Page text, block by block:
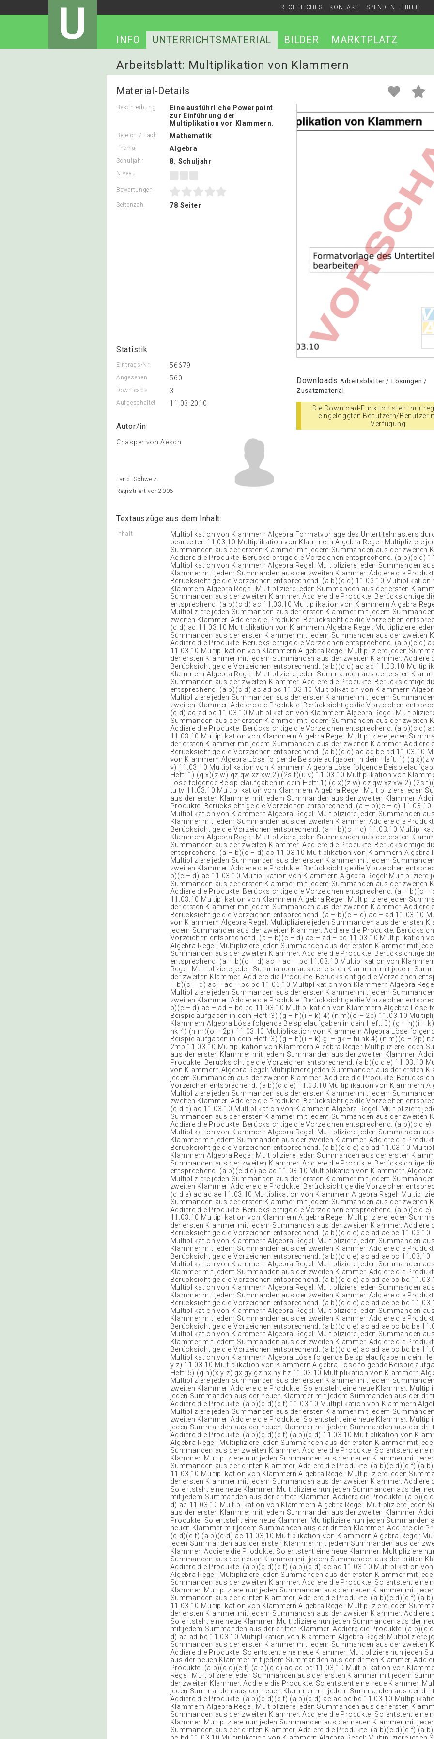
RECHTLICHES KONTAKT SPENDEN HILFE
U INFO UNTERRICHTSMATERIAL BILDER MARKTPLATZ
Arbeitsblatt: Multiplikation von Klammern
Material-Details
Beschreibung
Eine ausführliche Powerpoint
zur Einführung der
Multiplikation von Klammern.
Bereich / Fach Mathematik
Thema Algebra
Schuljahr 8. Schuljahr
Niveau
Bewertungen
Seitenzahl 78 Seiten
Statistik
Eintrags-Nr. 56679
Angesehen 560
Downloads 3
Aufgeschaltet 11.03.2010
Autor/in
Chasper von Aesch
Land: Schweiz
Registriert vor 2006
Downloads Arbeitsblätter / Lösungen /
Zusatzmaterial
Die Download-Funktion steht nur
eingeloggten Benutzern/
Verfügung.
Textauszüge aus dem Inhalt:
Inhalt Multiplikation von Klammern Algebra Formatvorlage des Untertitelmasters durch Klicken bearbeiten 11.03.10 Multiplikation von Klammern Algebra Regel: Multipliziere jeden Summanden aus der ersten Klammer mit jedem Summanden aus der zweiten Klammer. Addiere die Produkte. Berücksichtige die Vorzeichen entsprechend. (a b)(c d) 11.03.10 Multiplikation von Klammern Algebra Regel: Multipliziere jeden Summanden aus der ersten Klammer mit jedem Summanden aus der zweiten Klammer. Addiere die Produkte. Berücksichtige die Vorzeichen entsprechend. (a b)(c d) 11.03.10 Multiplikation von Klammern Algebra Regel: Multipliziere jeden Summanden aus der ersten Klammer mit jedem Summanden aus der zweiten Klammer. Addiere die Produkte. Berücksichtige die Vorzeichen entsprechend. (a b)(c d) ac 11.03.10 Multiplikation von Klammern Algebra Regel: Multipliziere jeden Summanden aus der ersten Klammer mit jedem Summanden aus der zweiten Klammer. Addiere die Produkte. Berücksichtige die Vorzeichen entsprechend. (a b)(c d) ac 11.03.10 Multiplikation von Klammern Algebra Regel: Multipliziere jeden Summanden aus der ersten Klammer mit jedem Summanden aus der zweiten Klammer. Addiere die Produkte. Berücksichtige die Vorzeichen entsprechend. (a b)(c d) ac ad 11.03.10 Multiplikation von Klammern Algebra Regel: Multipliziere jeden Summanden aus der ersten Klammer mit jedem Summanden aus der zweiten Klammer. Addiere die Produkte. Berücksichtige die Vorzeichen entsprechend. (a b)(c d) ac ad 11.03.10 Multiplikation von Klammern Algebra Regel: Multipliziere jeden Summanden aus der ersten Klammer mit jedem Summanden aus der zweiten Klammer. Addiere die Produkte. Berücksichtige die Vorzeichen entsprechend. (a b)(c d) ac ad bc 11.03.10 Multiplikation von Klammern Algebra Regel: Multipliziere jeden Summanden aus der ersten Klammer mit jedem Summanden aus der zweiten Klammer. Addiere die Produkte. Berücksichtige die Vorzeichen entsprechend. (a b)(c d) ac ad bc 11.03.10 Multiplikation von Klammern Algebra Regel: Multipliziere jeden Summanden aus der ersten Klammer mit jedem Summanden aus der zweiten Klammer. Addiere die Produkte. Berücksichtige die Vorzeichen entsprechend. (a b)(c d) ac ad bc bd 11.03.10 Multiplikation von Klammern Algebra Regel: Multipliziere jeden Summanden aus der ersten Klammer mit jedem Summanden aus der zweiten Klammer. Addiere die Produkte. Berücksichtige die Vorzeichen entsprechend. (a b)(c d) ac ad bc bd 11.03.10 Multiplikation von Klammern Algebra Löse folgende Beispielaufgaben in dein Heft: 1) (q x)(z w) 2) (2s t)(u v) 11.03.10 Multiplikation von Klammern Algebra Löse folgende Beispielaufgaben in dein Heft: 1) (q x)(z w) qz qw xz xw 2) (2s t)(u v) 11.03.10 Multiplikation von Klammern Algebra Löse folgende Beispielaufgaben in dein Heft: 1) (q x)(z w) qz qw xz xw 2) (2s t)(u v) 2su 2sv tu tv 11.03.10 Multiplikation von Klammern Algebra Regel: Multipliziere jeden Summanden aus der ersten Klammer mit jedem Summanden aus der zweiten Klammer. Addiere die Produkte. Berücksichtige die Vorzeichen entsprechend. (a – b)(c – d) 11.03.10 Multiplikation von Klammern Algebra Regel: Multipliziere jeden Summanden aus der ersten Klammer mit jedem Summanden aus der zweiten Klammer. Addiere die Produkte. Berücksichtige die Vorzeichen entsprechend. (a – b)(c – d) 11.03.10 Multiplikation von Klammern Algebra Regel: Multipliziere jeden Summanden aus der ersten Klammer mit jedem Summanden aus der zweiten Klammer. Addiere die Produkte. Berücksichtige die Vorzeichen entsprechend. (a – b)(c – d) ac 11.03.10 Multiplikation von Klammern Algebra Regel: Multipliziere jeden Summanden aus der ersten Klammer mit jedem Summanden aus der zweiten Klammer. Addiere die Produkte. Berücksichtige die Vorzeichen entsprechend. (a – b)(c – d) ac 11.03.10 Multiplikation von Klammern Algebra Regel: Multipliziere jeden Summanden aus der ersten Klammer mit jedem Summanden aus der zweiten Klammer. Addiere die Produkte. Berücksichtige die Vorzeichen entsprechend. (a – b)(c – d) ac – ad 11.03.10 Multiplikation von Klammern Algebra Regel: Multipliziere jeden Summanden aus der ersten Klammer mit jedem Summanden aus der zweiten Klammer. Addiere die Produkte. Berücksichtige die Vorzeichen entsprechend. (a – b)(c – d) ac – ad 11.03.10 Multiplikation von Klammern Algebra Regel: Multipliziere jeden Summanden aus der ersten Klammer mit jedem Summanden aus der zweiten Klammer. Addiere die Produkte. Berücksichtige die Vorzeichen entsprechend. (a – b)(c – d) ac – ad – bc 11.03.10 Multiplikation von Klammern Algebra Regel: Multipliziere jeden Summanden aus der ersten Klammer mit jedem Summanden aus der zweiten Klammer. Addiere die Produkte. Berücksichtige die Vorzeichen entsprechend. (a – b)(c – d) ac – ad – bc 11.03.10 Multiplikation von Klammern Algebra Regel: Multipliziere jeden Summanden aus der ersten Klammer mit jedem Summanden aus der zweiten Klammer. Addiere die Produkte. Berücksichtige die Vorzeichen entsprechend. (a – b)(c – d) ac – ad – bc bd 11.03.10 Multiplikation von Klammern Algebra Regel: Multipliziere jeden Summanden aus der ersten Klammer mit jedem Summanden aus der zweiten Klammer. Addiere die Produkte. Berücksichtige die Vorzeichen entsprechend. (a – b)(c – d) ac – ad – bc bd 11.03.10 Multiplikation von Klammern Algebra Löse folgende Beispielaufgaben in dein Heft: 3) (g – h)(i – k) 4) (n m)(o – 2p) 11.03.10 Multiplikation von Klammern Algebra Löse folgende Beispielaufgaben in dein Heft: 3) (g – h)(i – k) gi – gk – hi hk 4) (n m)(o – 2p) 11.03.10 Multiplikation von Klammern Algebra Löse folgende Beispielaufgaben in dein Heft: 3) (g – h)(i – k) gi – gk – hi hk 4) (n m)(o – 2p) no – 2np mo – 2mp 11.03.10 Multiplikation von Klammern Algebra Regel: Multipliziere jeden Summanden aus der ersten Klammer mit jedem Summanden aus der zweiten Klammer. Addiere die Produkte. Berücksichtige die Vorzeichen entsprechend. (a b)(c d e) 11.03.10 Multiplikation von Klammern Algebra Regel: Multipliziere jeden Summanden aus der ersten Klammer mit jedem Summanden aus der zweiten Klammer. Addiere die Produkte. Berücksichtige die Vorzeichen entsprechend. (a b)(c d e) 11.03.10 Multiplikation von Klammern Algebra Regel: Multipliziere jeden Summanden aus der ersten Klammer mit jedem Summanden aus der zweiten Klammer. Addiere die Produkte. Berücksichtige die Vorzeichen entsprechend. (a b)(c d e) ac 11.03.10 Multiplikation von Klammern Algebra Regel: Multipliziere jeden Summanden aus der ersten Klammer mit jedem Summanden aus der zweiten Klammer. Addiere die Produkte. Berücksichtige die Vorzeichen entsprechend. (a b)(c d e) ac 11.03.10 Multiplikation von Klammern Algebra Regel: Multipliziere jeden Summanden aus der ersten Klammer mit jedem Summanden aus der zweiten Klammer. Addiere die Produkte. Berücksichtige die Vorzeichen entsprechend. (a b)(c d e) ac ad 11.03.10 Multiplikation von Klammern Algebra Regel: Multipliziere jeden Summanden aus der ersten Klammer mit jedem Summanden aus der zweiten Klammer. Addiere die Produkte. Berücksichtige die Vorzeichen entsprechend. (a b)(c d e) ac ad 11.03.10 Multiplikation von Klammern Algebra Regel: Multipliziere jeden Summanden aus der ersten Klammer mit jedem Summanden aus der zweiten Klammer. Addiere die Produkte. Berücksichtige die Vorzeichen entsprechend. (a b)(c d e) ac ad ae 11.03.10 Multiplikation von Klammern Algebra Regel: Multipliziere jeden Summanden aus der ersten Klammer mit jedem Summanden aus der zweiten Klammer. Addiere die Produkte. Berücksichtige die Vorzeichen entsprechend. (a b)(c d e) ac ad ae 11.03.10 Multiplikation von Klammern Algebra Regel: Multipliziere jeden Summanden aus der ersten Klammer mit jedem Summanden aus der zweiten Klammer. Addiere die Produkte. Berücksichtige die Vorzeichen entsprechend. (a b)(c d e) ac ad ae bc 11.03.10 Multiplikation von Klammern Algebra Regel: Multipliziere jeden Summanden aus der ersten Klammer mit jedem Summanden aus der zweiten Klammer. Addiere die Produkte. Berücksichtige die Vorzeichen entsprechend. (a b)(c d e) ac ad ae bc 11.03.10 Multiplikation von Klammern Algebra Regel: Multipliziere jeden Summanden aus der ersten Klammer mit jedem Summanden aus der zweiten Klammer. Addiere die Produkte. Berücksichtige die Vorzeichen entsprechend. (a b)(c d e) ac ad ae bc bd 11.03.10 Multiplikation von Klammern Algebra Regel: Multipliziere jeden Summanden aus der ersten Klammer mit jedem Summanden aus der zweiten Klammer. Addiere die Produkte. Berücksichtige die Vorzeichen entsprechend. (a b)(c d e) ac ad ae bc bd 11.03.10 Multiplikation von Klammern Algebra Regel: Multipliziere jeden Summanden aus der ersten Klammer mit jedem Summanden aus der zweiten Klammer. Addiere die Produkte. Berücksichtige die Vorzeichen entsprechend. (a b)(c d e) ac ad ae bc bd be 11.03.10 Multiplikation von Klammern Algebra Regel: Multipliziere jeden Summanden aus der ersten Klammer mit jedem Summanden aus der zweiten Klammer.